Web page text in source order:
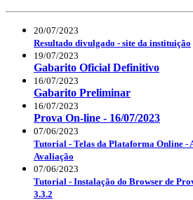
20/07/2023
Resultado divulgado - site da instituição
19/07/2023
Gabarito Oficial Definitivo
16/07/2023
Gabarito Preliminar
16/07/2023
Prova On-line - 16/07/2023
07/06/2023
Tutorial - Telas da Plataforma Online -
Avaliação
07/06/2023
Tutorial - Instalação do Browser de
3.3.2